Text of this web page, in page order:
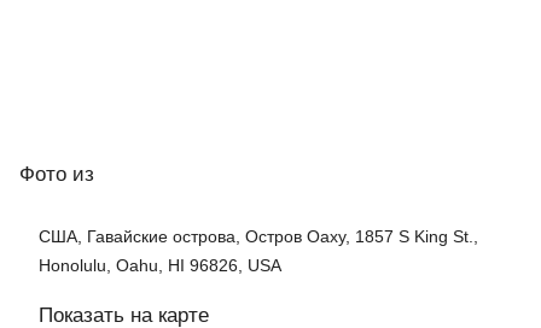
Фото из
США, Гавайские острова, Остров Оаху, 1857 S King St.,
Honolulu, Oahu, HI 96826, USA
Показать на карте